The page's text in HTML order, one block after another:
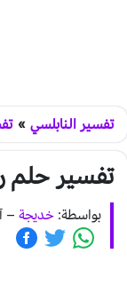
تفسير النابلسي »
تفسير حلم
بواسطة: خديجة –